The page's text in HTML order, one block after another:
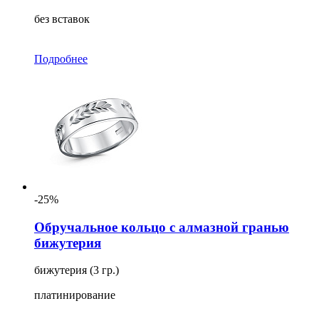
без вставок
Подробнее
-25%
Обручальное кольцо с алмазной гранью
бижутерия
бижутерия (3 гр.)
платинирование